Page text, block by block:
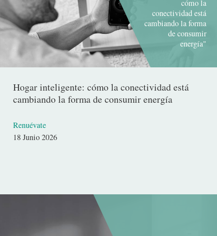
cómo la
conectividad está
cambiando la forma
de consumir
energía"
Hogar inteligente: cómo la conectividad está
cambiando la forma de consumir energía
Renuévate
Fecha18 Junio 2026